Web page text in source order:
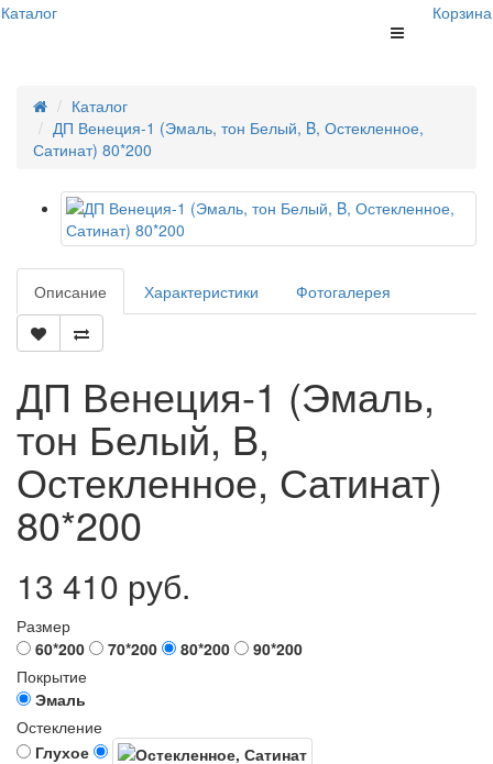
Каталог Корзина
Каталог
ДП Венеция-1 (Эмаль, тон Белый, B, Остекленное,
Сатинат) 80*200
Описание Характеристики Фотогалерея
ДП Венеция-1 (Эмаль,
тон Белый, B,
Остекленное, Сатинат)
80*200
13 410 руб.
Размер
60*200
70*200 80*200
90*200
Покрытие
Эмаль
Остекление
Глухое